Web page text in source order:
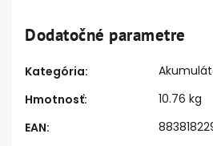
Dodatočné parametre
Kategória:
Hmotnosť:
10.76 kg
EAN: